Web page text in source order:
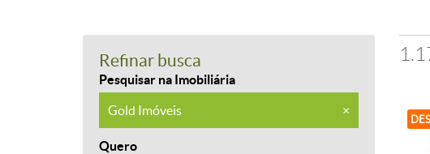
Refinar busca
Pesquisar na Imobiliária
Gold Imóveis ×
Quero